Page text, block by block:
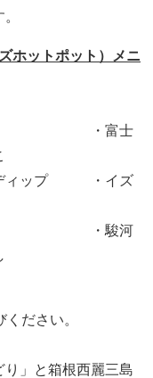
ホットポット）メニ
リネ ・富士
ディップ ・イズ
・駿河
ださい。
り」と箱根西麗三島